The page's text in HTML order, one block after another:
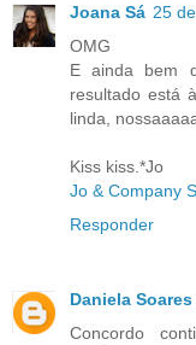
Joana Sá 25
OMG
E ainda bem
resultado está
linda,
Kiss kiss.*Jo
Jo & Company
Responder
Daniela Soares
Concordo